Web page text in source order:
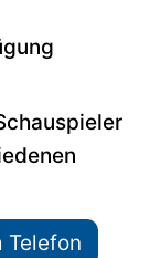
Telefon